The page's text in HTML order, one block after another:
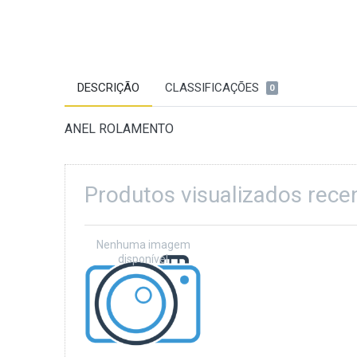
DESCRIÇÃO CLASSIFICAÇÕES 0
ANEL ROLAMENTO
Produtos visualizados